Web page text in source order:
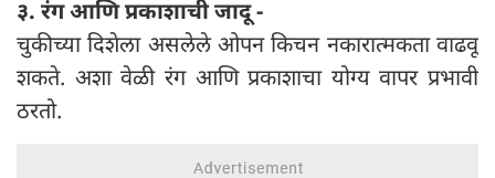
३. रंग आणि प्रकाशाची जादू -
चुकीच्या दिशेला असलेले ओपन किचन नकारात्मकता वाढवू
शकते. अशा वेळी रंग आणि प्रकाशाचा योग्य वापर प्रभावी
ठरतो.